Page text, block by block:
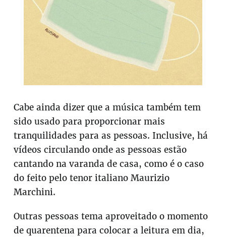
Cabe ainda dizer que a música também tem
sido usado para proporcionar mais
tranquilidades para as pessoas. Inclusive, há
vídeos circulando onde as pessoas estão
cantando na varanda de casa, como é o caso
do feito pelo tenor italiano Maurizio
Marchini.
Outras pessoas tema aproveitado o momento
de quarentena para colocar a leitura em dia,